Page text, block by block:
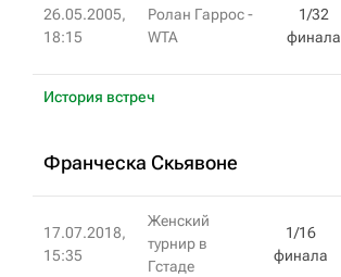
26.05.2005,
18:15
Ролан Гаррос -
WTA
1/32
финала
История встреч
Франческа Скьявоне
17.07.2018,
15:35
Женский
турнир в
Гстаде
1/16
финала